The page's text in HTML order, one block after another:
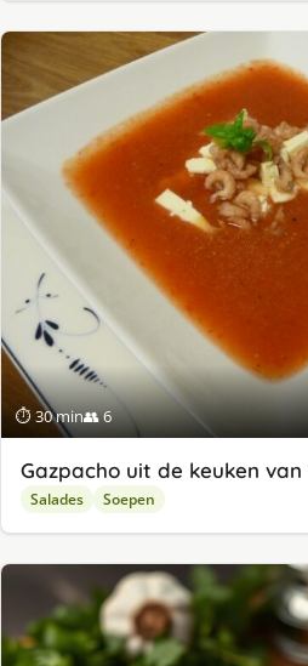
⏱ 30 min👥 6
Gazpacho uit de keuken van
Salades Soepen